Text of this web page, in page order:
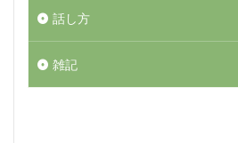
話し方
雑記